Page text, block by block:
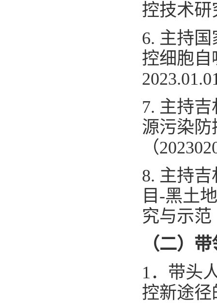
控技术研
6. 主持
控细胞
7. 主持
源污染
（
8. 主持
目 -黑土
究与示范
（二）
1．带头
控新途